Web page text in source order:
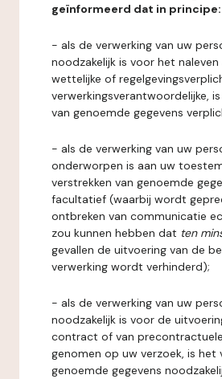
geïnformeerd dat in principe:
- als de verwerking van uw
noodzakelijk is voor het naleven
wettelijke of
verwerkingsverantwoordelijke,
van genoemde gegevens
- als de verwerking van uw
onderworpen is aan uw
verstrekken van genoemde
facultatief (waarbij wordt
ontbreken van communicatie
zou kunnen hebben dat ten
gevallen de uitvoering van de
verwerking wordt verhinderd);
- als de verwerking van uw
noodzakelijk is voor de
contract of van
genomen op uw verzoek, is het
genoemde gegevens